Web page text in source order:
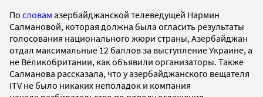
По словам азербайджанской телеведущей Нармин
Салмановой, которая должна была огласить результаты
голосования национального жюри страны, Азербайджан
отдал максимальные 12 баллов за выступление Украине, а
не Великобритании, как объявили организаторы. Также
Салманова рассказала, что у азербайджанского вещателя
ITV не было никаких неполадок и компания